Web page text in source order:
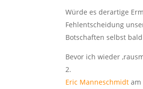
Würde es derartige
Fehlentscheidung
Botschaften selbst
Bevor ich wieder
Eric Manneschmidt am